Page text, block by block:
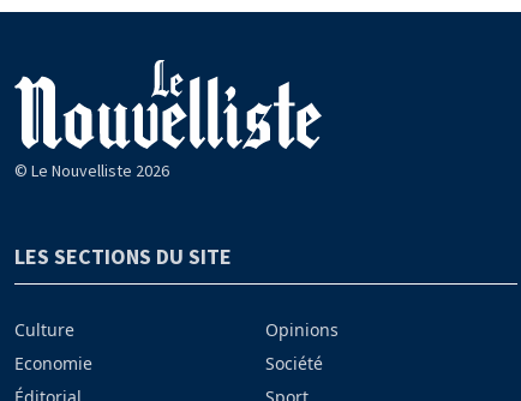
© Le Nouvelliste 2026
LES SECTIONS DU SITE
Culture
Economie
Opinions
Société